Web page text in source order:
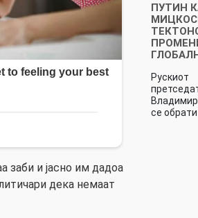
и јасно им дадоа
дека немаат
ПУТИН
Рускиот
се обрати